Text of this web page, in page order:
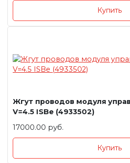
Купить
Жгут проводов модуля
V=4.5 ISBe (4933502)
17000.00 руб.
Купить